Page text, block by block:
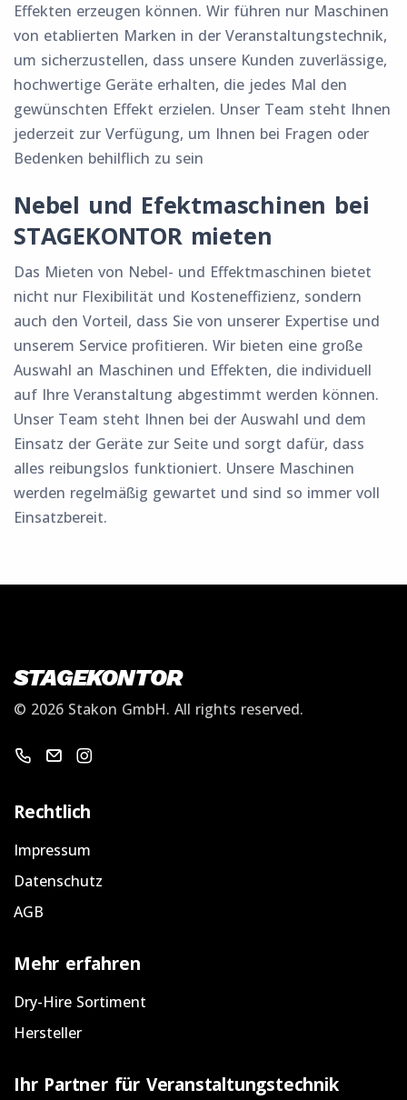
Effekten erzeugen können. Wir führen nur Maschinen
von etablierten Marken in der Veranstaltungstechnik,
um sicherzustellen, dass unsere Kunden zuverlässige,
hochwertige Geräte erhalten, die jedes Mal den
gewünschten Effekt erzielen. Unser Team steht Ihnen
jederzeit zur Verfügung, um Ihnen bei Fragen oder
Bedenken behilflich zu sein
Nebel und Efektmaschinen bei
STAGEKONTOR mieten
Das Mieten von Nebel- und Effektmaschinen bietet
nicht nur Flexibilität und Kosteneffizienz, sondern
auch den Vorteil, dass Sie von unserer Expertise und
unserem Service profitieren. Wir bieten eine große
Auswahl an Maschinen und Effekten, die individuell
auf Ihre Veranstaltung abgestimmt werden können.
Unser Team steht Ihnen bei der Auswahl und dem
Einsatz der Geräte zur Seite und sorgt dafür, dass
alles reibungslos funktioniert. Unsere Maschinen
werden regelmäßig gewartet und sind so immer voll
Einsatzbereit.
STAGEKONTOR
© 2026 Stakon GmbH. All rights reserved.
Warenkorb
Email schicken
Rechtlich
Impressum
Datenschutz
AGB
Mehr erfahren
Dry-Hire Sortiment
Hersteller
Ihr Partner für Veranstaltungstechnik